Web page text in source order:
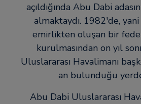
açıldığında Abu Dabi
almaktaydı. 1982'de,
emirlikten oluşan bir
kurulmasından on yıl
Uluslararası Havalimanı
an bulunduğu yerde
Abu Dabi Uluslararası